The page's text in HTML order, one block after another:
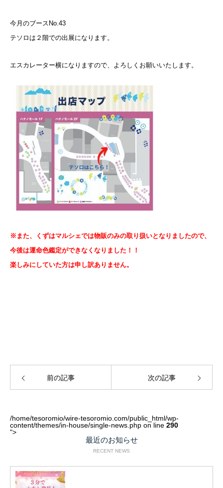
今月のブースNo.43
テソロは２階での出展になります。
エスカレーター横になりますので、よろしくお願いいたします。
※また、くずはマルシェでは物販のみの取り扱いとなりましたので、
今後は運命色鑑定ができなくなりました！！
楽しみにしていた方は申し訳ありません。
前の記事 次の記事
/home/tesoromio/wire-tesoromio.com/public_html/wp-
content/themes/in-house/single-news.php on line 290
">
最近のお知らせ
RECENT NEWS
オンライン講座
無料オンライン講座
お知らせ